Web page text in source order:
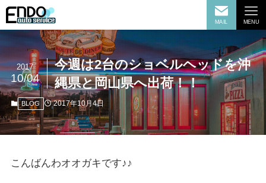
MAIL MENU
今週は2台のショベルヘッドを沖
縄県と岡山県へ出荷！！
2017
10/04
BLOG 2017年10月4日
こんばんわオオガキです♪♪